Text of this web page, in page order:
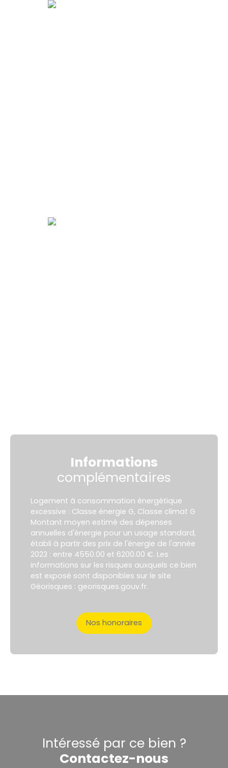
Informations
complémentaires
Logement à consommation énergétique
excessive : Classe énergie G, Classe climat G
Montant moyen estimé des dépenses
annuelles d'énergie pour un usage standard,
établi à partir des prix de l'énergie de l'année
2023 : entre 4550.00 et 6200.00 €. Les
informations sur les risques auxquels ce bien
est exposé sont disponibles sur le site
Géorisques : georisques.gouv.fr.
Nos honoraires
Intéressé par ce bien ?
Contactez-nous